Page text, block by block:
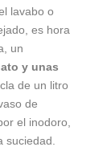
lavabo o
es hora
un
y unas
de un litro
de
el inodoro,
suciedad.